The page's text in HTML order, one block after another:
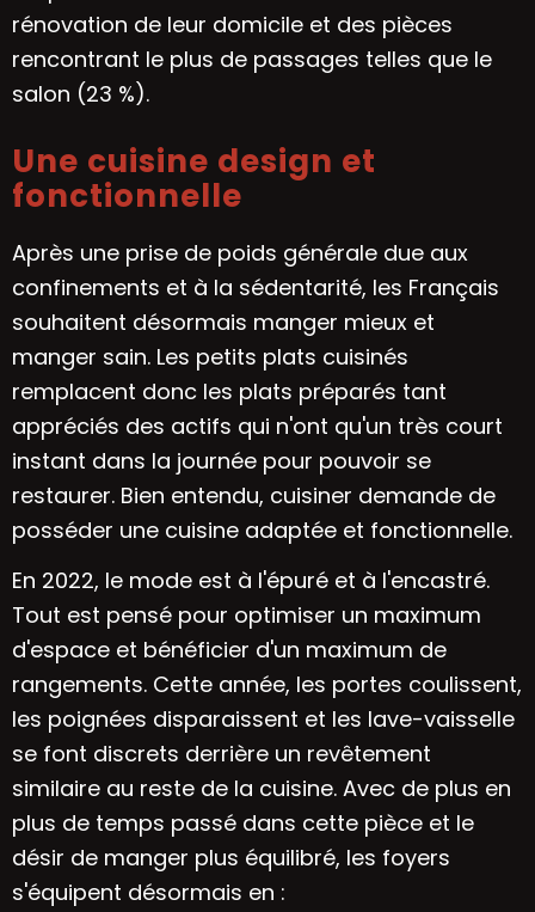
rénovation de leur domicile et des pièces
rencontrant le plus de passages telles que le
salon (23 %).
Une cuisine design et
fonctionnelle
Après une prise de poids générale due aux
confinements et à la sédentarité, les Français
souhaitent désormais manger mieux et
manger sain. Les petits plats cuisinés
remplacent donc les plats préparés tant
appréciés des actifs qui n'ont qu'un très court
instant dans la journée pour pouvoir se
restaurer. Bien entendu, cuisiner demande de
posséder une cuisine adaptée et fonctionnelle.
En 2022, le mode est à l'épuré et à l'encastré.
Tout est pensé pour optimiser un maximum
d'espace et bénéficier d'un maximum de
rangements. Cette année, les portes coulissent,
les poignées disparaissent et les lave-vaisselle
se font discrets derrière un revêtement
similaire au reste de la cuisine. Avec de plus en
plus de temps passé dans cette pièce et le
désir de manger plus équilibré, les foyers
s'équipent désormais en :